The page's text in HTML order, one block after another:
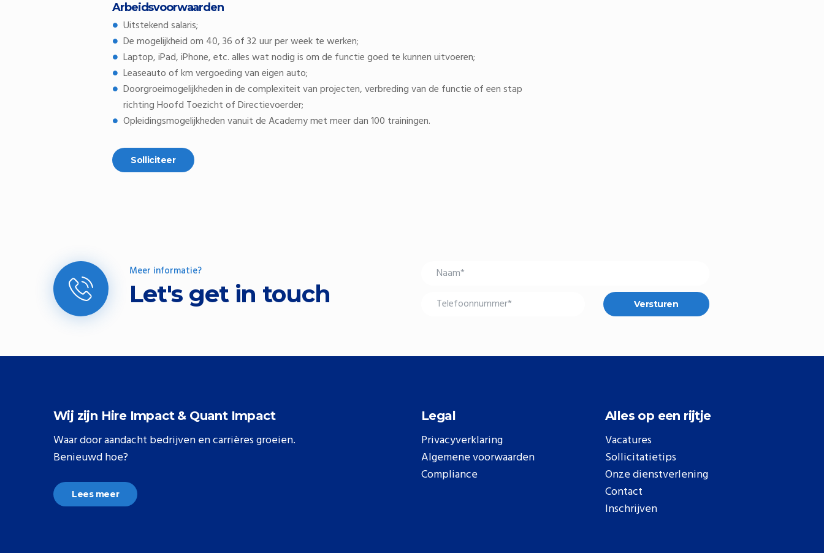
Arbeidsvoorwaarden
Uitstekend salaris;
De mogelijkheid om 40, 36 of 32 uur per week te werken;
Laptop, iPad, iPhone, etc. alles wat nodig is om de functie goed te kunnen uitvoeren;
Leaseauto of km vergoeding van eigen auto;
Doorgroeimogelijkheden in de complexiteit van projecten, verbreding van de functie of een stap
richting Hoofd Toezicht of Directievoerder;
Opleidingsmogelijkheden vanuit de Academy met meer dan 100 trainingen.
Meer informatie?
Let's get in touch Versturen
Wij zijn Hire Impact & Quant Impact
Waar door aandacht bedrijven en carrières groeien.
Benieuwd hoe?
Lees meer
Legal
Privacyverklaring
Algemene voorwaarden
Compliance
Alles op een rijtje
Vacatures
Sollicitatietips
Onze dienstverlening
Contact
Inschrijven